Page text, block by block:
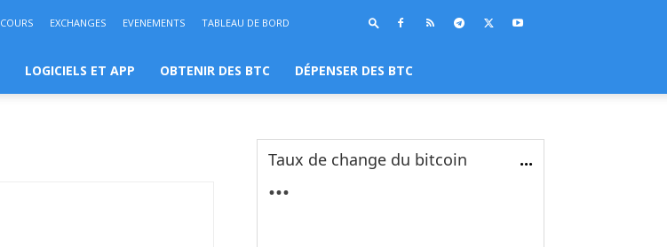
COURS EXCHANGES EVENEMENTS TABLEAU DE BORD
LOGICIELS ET APP OBTENIR DES BTC DÉPENSER DES BTC
Taux de change du bitcoin ...
...